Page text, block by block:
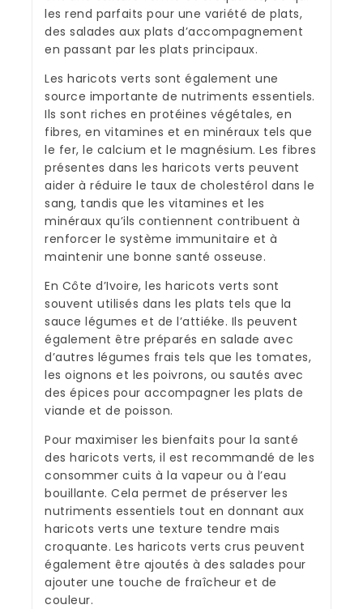
les rend parfaits pour une variété de plats,
des salades aux plats d’accompagnement
en passant par les plats principaux.
Les haricots verts sont également une
source importante de nutriments essentiels.
Ils sont riches en protéines végétales, en
fibres, en vitamines et en minéraux tels que
le fer, le calcium et le magnésium. Les fibres
présentes dans les haricots verts peuvent
aider à réduire le taux de cholestérol dans le
sang, tandis que les vitamines et les
minéraux qu’ils contiennent contribuent à
renforcer le système immunitaire et à
maintenir une bonne santé osseuse.
En Côte d’Ivoire, les haricots verts sont
souvent utilisés dans les plats tels que la
sauce légumes et de l’attiéke. Ils peuvent
également être préparés en salade avec
d’autres légumes frais tels que les tomates,
les oignons et les poivrons, ou sautés avec
des épices pour accompagner les plats de
viande et de poisson.
Pour maximiser les bienfaits pour la santé
des haricots verts, il est recommandé de les
consommer cuits à la vapeur ou à l’eau
bouillante. Cela permet de préserver les
nutriments essentiels tout en donnant aux
haricots verts une texture tendre mais
croquante. Les haricots verts crus peuvent
également être ajoutés à des salades pour
ajouter une touche de fraîcheur et de
couleur.